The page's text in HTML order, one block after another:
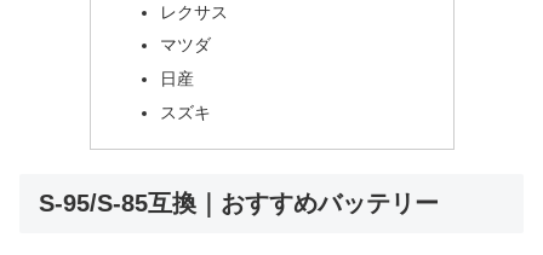
レクサス
マツダ
日産
スズキ
S-95/S-85互換｜おすすめバッテリー